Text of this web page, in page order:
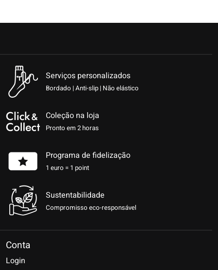
Serviços personalizados
Bordado | Anti-slip | Não elástico
Coleção na loja
Pronto em 2 horas
Programa de fidelização
1 euro = 1 point
Sustentabilidade
Compromisso eco-responsável
Conta
Login